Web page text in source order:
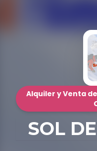
Alquiler y Venta
SOL